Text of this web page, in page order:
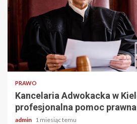
2 min odczytu
PRAWO
Kancelaria Adwokacka w
profesjonalna pomoc prawna
admin 1 miesiąc temu